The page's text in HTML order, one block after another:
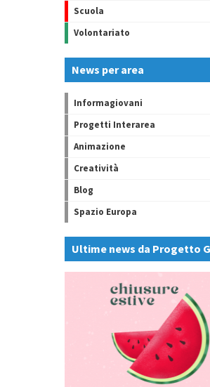
Scuola
Volontariato
News per area
Informagiovani
Progetti Interarea
Animazione
Creatività
Blog
Spazio Europa
Ultime news da Progetto